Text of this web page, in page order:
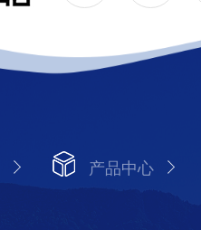
产品中心